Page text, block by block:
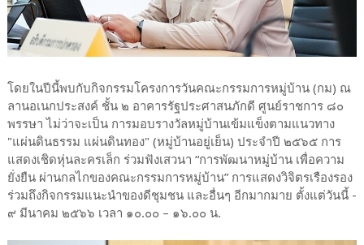
โดยในปีนี้พบกับกิจกรรมโครงการวันคณะกรรมการหมู่บ้าน (กม) ณ
ลานอเนกประสงค์ ชั้น ๒ อาคารรัฐประศาสนภักดี ศูนย์ราชการ ๘๐
พรรษา ไม่ว่าจะเป็น การมอบรางวัลหมู่บ้านเข้มแข็งตามแนวทาง
"แผ่นดินธรรม แผ่นดินทอง" (หมู่บ้านอยู่เย็น) ประจำปี ๒๕๖๕ การ
แสดงเชิดหุ่นละครเล็ก ร่วมฟังเสวนา “การพัฒนาหมู่บ้าน เพื่อความ
ยั่งยืน ผ่านกลไกของคณะกรรมการหมู่บ้าน” การแสดงวิจิตรเรืองรอง
ร่วมถึงกิจกรรมแนะนำของดีชุมชน และอื่นๆ อีกมากมาย ตั้งแต่วันนี้ -
๙ มีนาคม ๒๕๖๖ เวลา ๑๐.๐๐ – ๑๖.๐๐ น.